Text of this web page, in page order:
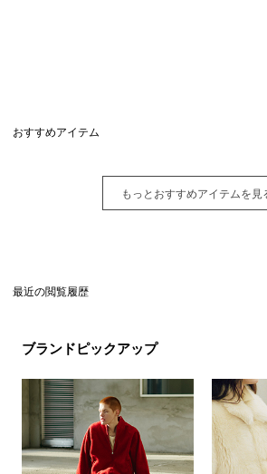
おすすめアイテム
もっとおすすめアイテムを見
最近の閲覧履歴
ブランドピックアップ